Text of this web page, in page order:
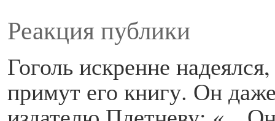
Реакция публики
Гоголь искренне
примут его книгу. Он